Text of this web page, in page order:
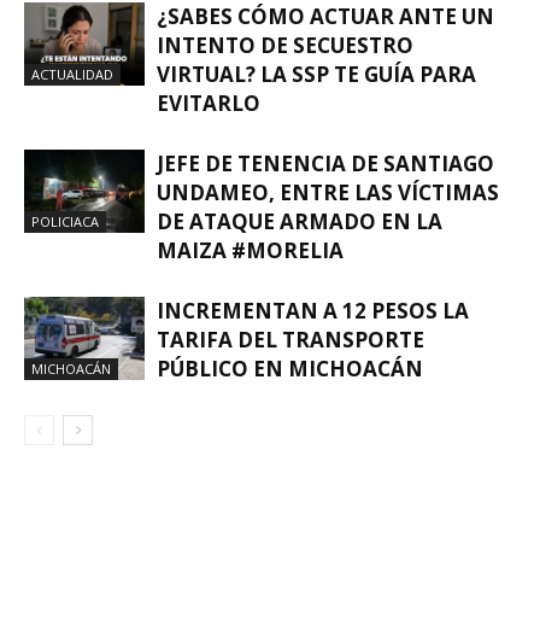
ACTUALIDAD
¿SABES CÓMO ACTUAR ANTE UN
INTENTO DE SECUESTRO
VIRTUAL? LA SSP TE GUÍA PARA
EVITARLO
POLICIACA
JEFE DE TENENCIA DE SANTIAGO
UNDAMEO, ENTRE LAS VÍCTIMAS
DE ATAQUE ARMADO EN LA
MAIZA #MORELIA
MICHOACÁN
INCREMENTAN A 12 PESOS LA
TARIFA DEL TRANSPORTE
PÚBLICO EN MICHOACÁN